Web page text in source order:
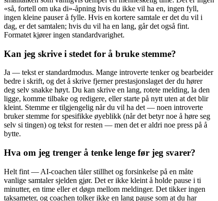
«så, fortell om uka di»-åpning hvis du ikke vil ha en, ingen fyll,
ingen kleine pauser å fylle. Hvis en kortere samtale er det du vil i
dag, er det samtalen; hvis du vil ha en lang, går det også fint.
Formatet kjører ingen standardvarighet.
Kan jeg skrive i stedet for å bruke stemme?
Ja — tekst er standardmodus. Mange introverte tenker og bearbeider
bedre i skrift, og det å skrive fjerner prestasjonslaget der du hører
deg selv snakke høyt. Du kan skrive en lang, rotete melding, la den
ligge, komme tilbake og redigere, eller starte på nytt uten at det blir
kleint. Stemme er tilgjengelig når du vil ha det — noen introverte
bruker stemme for spesifikke øyeblikk (når det betyr noe å høre seg
selv si tingen) og tekst for resten — men det er aldri noe press på å
bytte.
Hva om jeg trenger å tenke lenge før jeg svarer?
Helt fint — AI-coachen tåler stillhet og forsinkelse på en måte
vanlige samtaler sjelden gjør. Det er ikke kleint å holde pause i ti
minutter, en time eller et døgn mellom meldinger. Det tikker ingen
taksameter, og coachen tolker ikke en lang pause som at du har